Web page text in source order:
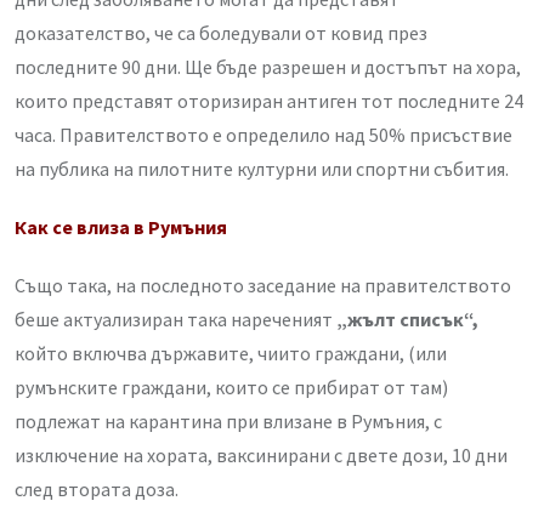
доказателство, че са боледували от ковид през
последните 90 дни. Ще бъде разрешен и достъпът на хора,
които предстaвят оторизиран антиген тот последните 24
часа. Правителството е определило над 50% присъствие
на публика на пилотните културни или спортни събития.
Как се влиза в Румъния
Също така, на последното заседание на правителството
беше актуализиран така нареченият „жълт списък“,
който включва държавите, чиито граждани, (или
румънските граждани, които се прибират от там)
подлежат на карантина при влизане в Румъния, с
изключение на хората, ваксинирани с двете дози, 10 дни
след втората доза.